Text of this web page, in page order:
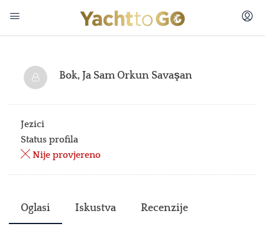
Bok, Ja SamOrkun Savaşan
Jezici
Status profila
Nije provjereno
Oglasi Iskustva Recenzije